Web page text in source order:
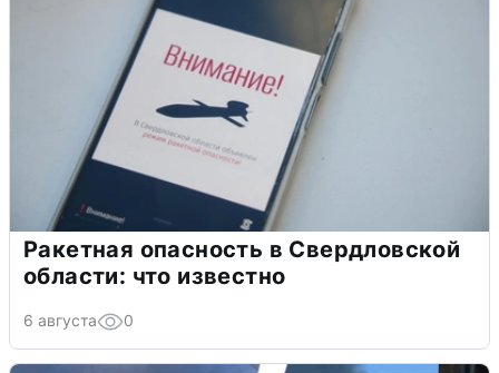
Ракетная опасность в Свердловской
области: что известно
6 августа 0